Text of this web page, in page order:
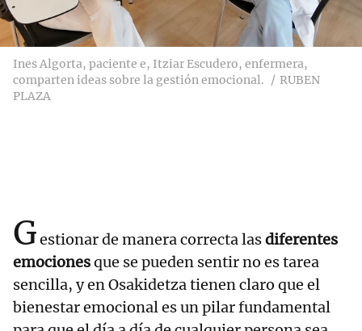
Ines Algorta, paciente e, Itziar Escudero, enfermera,
comparten ideas sobre la gestión emocional.
RUBEN
PLAZA
Gestionar de manera correcta lasdiferentes
emocionesque se pueden sentir no es tarea
sencilla, y en Osakidetza tienen claro que el
bienestar emocional es un pilar fundamental